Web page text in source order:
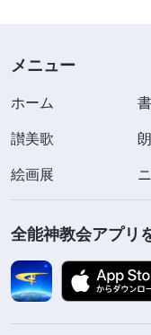
メニュー
ホーム
讃美歌
絵画展
全能神教会アプリ